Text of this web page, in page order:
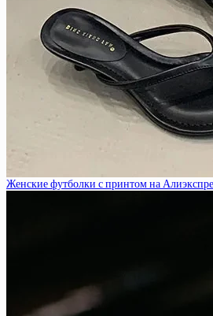
Женские футболки с принтом на